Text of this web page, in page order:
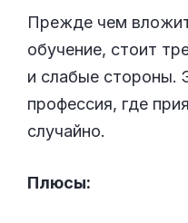
Прежде чем
обучение, стоит
и слабые стороны.
профессия, где
случайно.
Плюсы: